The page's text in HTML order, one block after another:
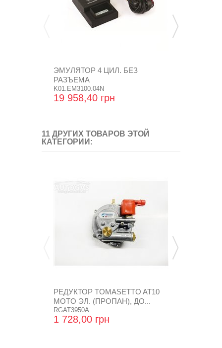
ЭМУЛЯТОР 4 ЦИЛ. БЕЗ
РАЗЪЕМА
K01.EM3100.04N
19 958,40 грн
11 ДРУГИХ ТОВАРОВ ЭТОЙ
КАТЕГОРИИ:
РЕДУКТОР TOMASETTO AT10
MOTO ЭЛ. (ПРОПАН), ДО...
RGAT3950A
1 728,00 грн